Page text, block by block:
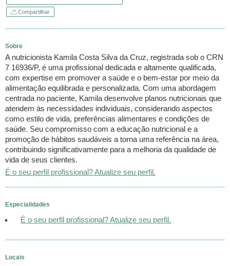
Compartilhar
Sobre
A nutricionista Kamila Costa Silva da Cruz, registrada sob o CRN
7 16936/P, é uma profissional dedicada e altamente qualificada,
com expertise em promover a saúde e o bem-estar por meio da
alimentação equilibrada e personalizada. Com uma abordagem
centrada no paciente, Kamila desenvolve planos nutricionais que
atendem às necessidades individuais, considerando aspectos
como estilo de vida, preferências alimentares e condições de
saúde. Seu compromisso com a educação nutricional e a
promoção de hábitos saudáveis a torna uma referência na área,
contribuindo significativamente para a melhoria da qualidade de
vida de seus clientes.
É o seu perfil profissional? Atualize seu perfil.
Especialidades
É o seu perfil profissional? Atualize seu perfil.
Locais